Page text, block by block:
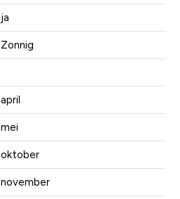
ja
Zonnig
april
mei
oktober
november